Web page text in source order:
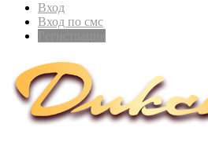
Вход
Вход по смс